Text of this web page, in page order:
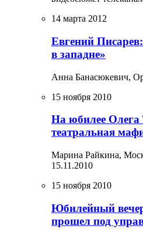
14 марта 2012
Евгений
в западне»
Анна Банасюкевич,
15 ноября 2010
На юбилее Олега
театральная
Марина Райкина,
15.11.2010
15 ноября 2010
Юбилейный
прошел под